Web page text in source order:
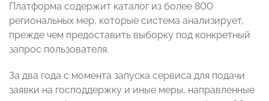
Платформа содержит каталог из более 800
региональных мер, которые система анализирует,
прежде чем предоставить выборку под конкретный
запрос пользователя.
За два года с момента запуска сервиса для подачи
заявки на господдержку и иные меры, направленные